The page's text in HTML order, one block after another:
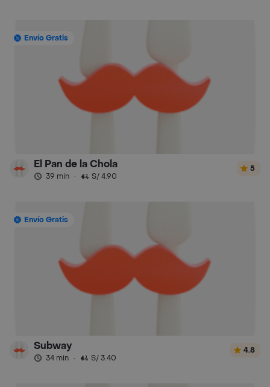
Envío Gratis
El Pan de la Chola
39 min · S/ 4.90
5
Envío Gratis
Subway
34 min · S/ 3.40
4.8